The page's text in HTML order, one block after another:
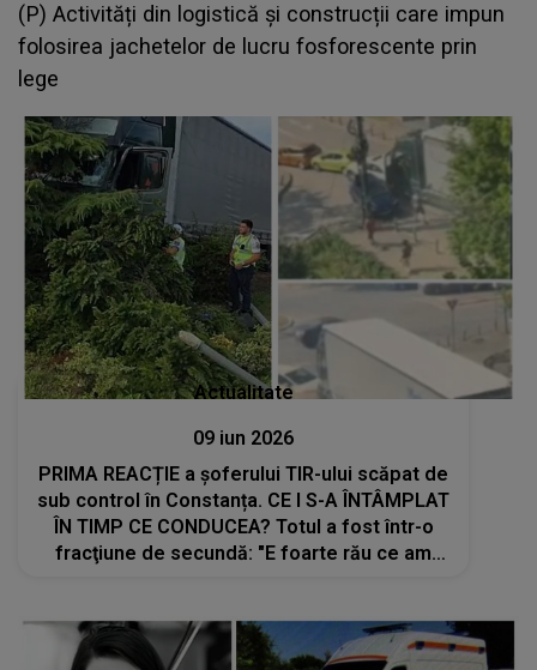
(P) Activități din logistică și construcții care impun
folosirea jachetelor de lucru fosforescente prin
lege
Actualitate
09 iun 2026
PRIMA REACȚIE a şoferului TIR-ului scăpat de
sub control în Constanța. CE I S-A ÎNTÂMPLAT
ÎN TIMP CE CONDUCEA? Totul a fost într-o
fracţiune de secundă: "E foarte rău ce am